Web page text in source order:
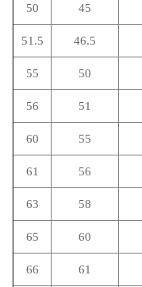
50 45
51.5 46.5
55 50
56 51
60 55
61 56
63 58
65 60
66 61